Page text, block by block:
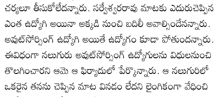
చర్యలూ తీసుకోలేదన్నారు. సర్వేశ్వరరావు మాటకు ఎదురుచెప్పిన
ఎంత ఉద్యోగి అయినా అక్కడి నుంచి బదిలీ అవాల్సిందేనన్నారు.
అవుట్‌సోర్సింగ్‌ ఉద్యోగి అయితే ఉద్యోగం కూడా పోతుందన్నారు.
ఈవిధంగా నలుగురు అవుట్‌సోర్సింగ్‌ ఉద్యోగులను విధులనుంచి
తొలగించారని ఆమె ఆ ఫిర్యాదులో పేర్కొన్నారు. ఆ నలుగురిలో
ఒకరైన తనను చెప్పిన మాట వినడం లేదని లైంగికంగా వేధించి